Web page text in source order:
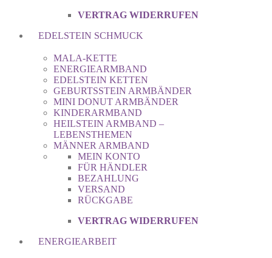
VERTRAG WIDERRUFEN
EDELSTEIN SCHMUCK
MALA-KETTE
ENERGIEARMBAND
EDELSTEIN KETTEN
GEBURTSSTEIN ARMBÄNDER
MINI DONUT ARMBÄNDER
KINDERARMBAND
HEILSTEIN ARMBAND –
LEBENSTHEMEN
MÄNNER ARMBAND
MEIN KONTO
FÜR HÄNDLER
BEZAHLUNG
VERSAND
RÜCKGABE
VERTRAG WIDERRUFEN
ENERGIEARBEIT